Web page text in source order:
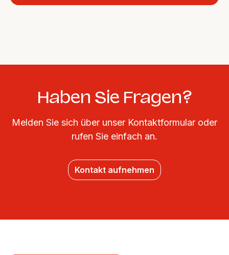
Haben Sie Fragen?
Melden Sie sich über unser Kontaktformular oder
rufen Sie einfach an.
Kontakt aufnehmen